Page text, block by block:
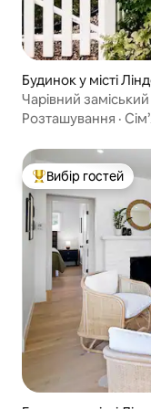
Будинок у місті
Чарівний
Лінден-Гіллз
Розташування ·
Топ вибір гостей
Вибір гостей